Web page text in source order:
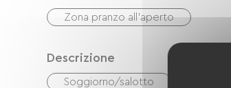
Zona pranzo all'aperto
Descrizione
Soggiorno/salotto